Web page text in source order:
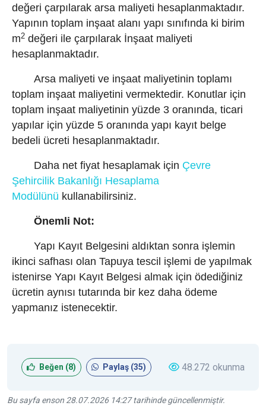
değeri çarpılarak arsa maliyeti hesaplanmaktadır.
Yapının toplam inşaat alanı yapı sınıfında ki birim
m2 değeri ile çarpılarak İnşaat maliyeti
hesaplanmaktadır.
Arsa maliyeti ve inşaat maliyetinin toplamı
toplam inşaat maliyetini vermektedir. Konutlar için
toplam inşaat maliyetinin yüzde 3 oranında, ticari
yapılar için yüzde 5 oranında yapı kayıt belge
bedeli ücreti hesaplanmaktadır.
Daha net fiyat hesaplamak için Çevre
Şehircilik Bakanlığı Hesaplama
Modülünü kullanabilirsiniz.
Önemli Not:
Yapı Kayıt Belgesini aldıktan sonra işlemin
ikinci safhası olan Tapuya tescil işlemi de yapılmak
istenirse Yapı Kayıt Belgesi almak için ödediğiniz
ücretin aynısı tutarında bir kez daha ödeme
yapmanız istenecektir.
Beğen (8) Paylaş (35) 48.272 okunma
Bu sayfa enson 28.07.2026 14:27 tarihinde güncellenmiştir.